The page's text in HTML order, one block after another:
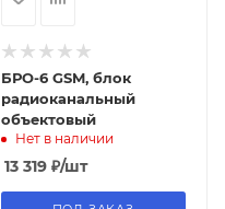
БРО-6 GSM, блок
радиоканальный
объектовый
Нет в наличии
13 319₽/шт